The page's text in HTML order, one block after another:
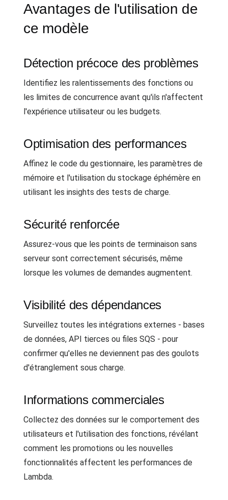
Avantages de l'utilisation de
ce modèle
Détection précoce des problèmes
Identifiez les ralentissements des fonctions ou
les limites de concurrence avant qu'ils n'affectent
l'expérience utilisateur ou les budgets.
Optimisation des performances
Affinez le code du gestionnaire, les paramètres de
mémoire et l'utilisation du stockage éphémère en
utilisant les insights des tests de charge.
Sécurité renforcée
Assurez-vous que les points de terminaison sans
serveur sont correctement sécurisés, même
lorsque les volumes de demandes augmentent.
Visibilité des dépendances
Surveillez toutes les intégrations externes - bases
de données, API tierces ou files SQS - pour
confirmer qu'elles ne deviennent pas des goulots
d'étranglement sous charge.
Informations commerciales
Collectez des données sur le comportement des
utilisateurs et l'utilisation des fonctions, révélant
comment les promotions ou les nouvelles
fonctionnalités affectent les performances de
Lambda.